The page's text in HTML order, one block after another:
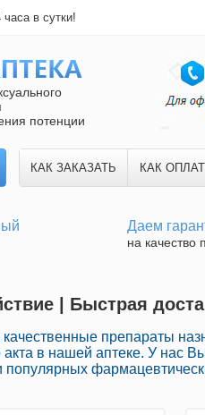
в сутки!
потенции
КАК ЗАКАЗАТЬ КАК
Даем
на качество
| Быстрая
качественные препараты
акта в нашей аптеке. У нас